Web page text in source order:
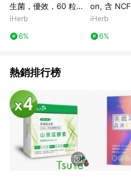
生菌，優效，60 粒膠
囊
iHerb
6%
on, 含
歧杆菌、植
10 種菌種
iHerb
6%
熱銷排行榜